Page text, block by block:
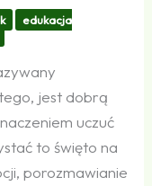
edukacja
jest dobrą
uczuć
to święto na
porozmawianie